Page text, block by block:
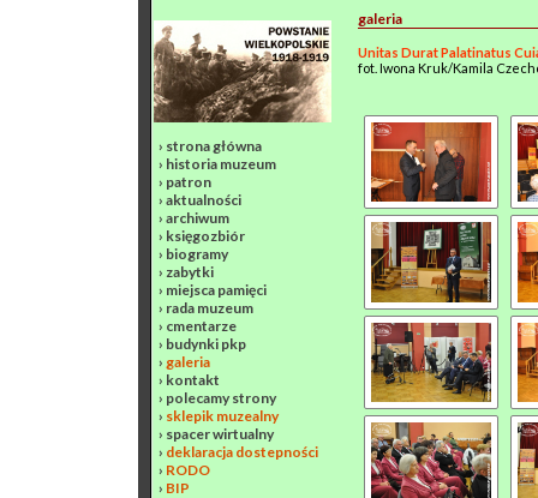
› strona główna
› historia muzeum
› patron
› aktualności
› archiwum
› księgozbiór
› biogramy
› zabytki
› miejsca pamięci
› rada muzeum
› cmentarze
› budynki pkp
› galeria
› kontakt
› polecamy strony
› sklepik muzealny
› spacer wirtualny
› deklaracja dostepności
› RODO
› BIP
galeria
Unitas Durat Palatinatus
fot. Iwona Kruk/Kamila